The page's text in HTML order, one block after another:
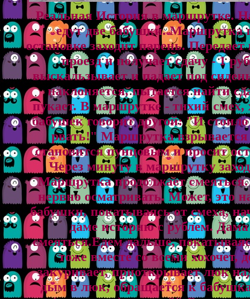
Реальная История в маршрутке.
едут две бабушки. Маршрутка
остановке заходит парень.
проезд и получает сдачу - 1
выскальзывает и падает под
наклоняется, пытается найти
пукает. В маршрутке - тихий смех,
бабушек говорит другой: "И
рвать!" Маршрутка взрывается
становится пунцовым и просит
Через минуту в маршрутку
Маршрутка продолжает
нервно осматривать. Может, это
бабушки, покатываясь от смеха,
даме историю с рублем.
смеяться.Едем дальше,
тоже вместе со всеми хохочет,
закуривает, приоткрывает люк
дым в люк, обращается к